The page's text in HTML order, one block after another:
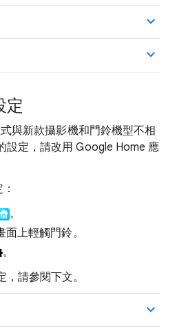
定
與新款攝影機和門鈴機型不相
設定，請改用 Google Home 應
。
上輕觸門鈴。
。
請參閱下文。